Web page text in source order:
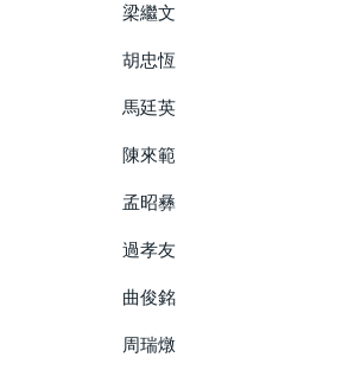
梁繼文
胡忠恆
馬廷英
陳來範
孟昭彝
過孝友
曲俊銘
周瑞燉